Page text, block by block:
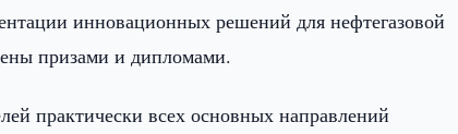
инновационных решений для нефтегазовой
призами и дипломами.
практически всех основных направлений